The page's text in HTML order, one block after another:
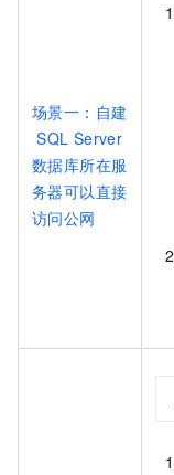
场景一：自建
SQL Server
数据库所在服
务器可以直接
访问公网